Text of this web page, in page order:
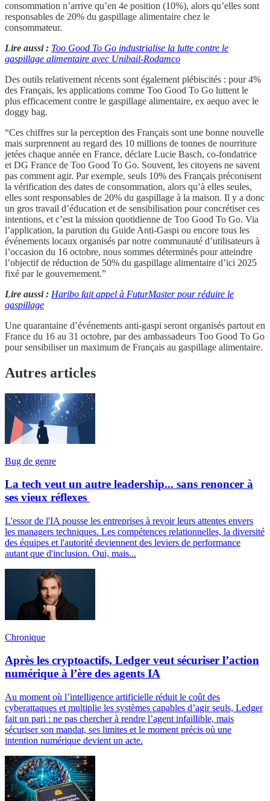
consommation n’arrive qu’en 4e position (10%), alors qu’elles sont
responsables de 20% du gaspillage alimentaire chez le
consommateur.
Lire aussi : Too Good To Go industrialise la lutte contre le
gaspillage alimentaire avec Unibail-Rodamco
Des outils relativement récents sont également plébiscités : pour 4%
des Français, les applications comme Too Good To Go luttent le
plus efficacement contre le gaspillage alimentaire, ex aequo avec le
doggy bag.
“Ces chiffres sur la perception des Français sont une bonne nouvelle
mais surprennent au regard des 10 millions de tonnes de nourriture
jetées chaque année en France, déclare Lucie Basch, co-fondatrice
et DG France de Too Good To Go. Souvent, les citoyens ne savent
pas comment agir. Par exemple, seuls 10% des Français préconisent
la vérification des dates de consommation, alors qu’à elles seules,
elles sont responsables de 20% du gaspillage à la maison. Il y a donc
un gros travail d’éducation et de sensibilisation pour concrétiser ces
intentions, et c’est la mission quotidienne de Too Good To Go. Via
l’application, la parution du Guide Anti-Gaspi ou encore tous les
événements locaux organisés par notre communauté d’utilisateurs à
l’occasion du 16 octobre, nous sommes déterminés pour atteindre
l’objectif de réduction de 50% du gaspillage alimentaire d’ici 2025
fixé par le gouvernement.”
Lire aussi : Haribo fait appel à FuturMaster pour réduire le
gaspillage
Une quarantaine d’événements anti-gaspi seront organisés partout en
France du 16 au 31 octobre, par des ambassadeurs Too Good To Go
pour sensibiliser un maximum de Français au gaspillage alimentaire.
Autres articles
Bug de genre
La tech veut un autre leadership... sans renoncer à
ses vieux réflexes
L'essor de l'IA pousse les entreprises à revoir leurs attentes envers
les managers techniques. Les compétences relationnelles, la diversité
des équipes et l'autorité deviennent des leviers de performance
autant que d'inclusion. Oui, mais...
Chronique
Après les cryptoactifs, Ledger veut sécuriser l’action
numérique à l’ère des agents IA
Au moment où l’intelligence artificielle réduit le coût des
cyberattaques et multiplie les systèmes capables d’agir seuls, Ledger
fait un pari : ne pas chercher à rendre l’agent infaillible, mais
sécuriser son mandat, ses limites et le moment précis où une
intention numérique devient un acte.